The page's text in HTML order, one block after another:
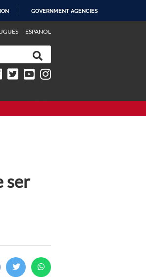
GOVERNMENT AGENCIES
ESPAÑOL
ser